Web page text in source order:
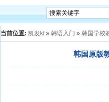
当前位置: 凯发kf» 韩语入门 » 韩国学校
韩国原版